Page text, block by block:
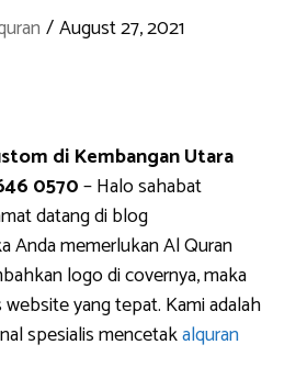
/August 27, 2021
di Kembangan Utara
0570– Halo sahabat
datang di blog
Anda memerlukan Al Quran
logo di covernya, maka
yang tepat. Kami adalah
spesialis mencetakalquran